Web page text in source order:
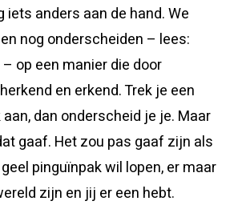
iets anders aan de hand. We
nog onderscheiden – lees:
op een manier die door
en erkend. Trek je een
dan onderscheid je je. Maar
gaaf. Het zou pas gaaf zijn als
pinguïnpak wil lopen, er maar
zijn en jij er een hebt.